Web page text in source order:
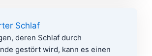
Schlaf
deren Schlaf durch
gestört wird, kann es einen